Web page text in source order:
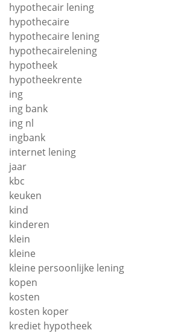
hypothecair lening
hypothecaire
hypothecaire lening
hypothecairelening
hypotheek
hypotheekrente
ing
ing bank
ing nl
ingbank
internet lening
jaar
kbc
keuken
kind
kinderen
klein
kleine
kleine persoonlijke lening
kopen
kosten
kosten koper
krediet hypotheek